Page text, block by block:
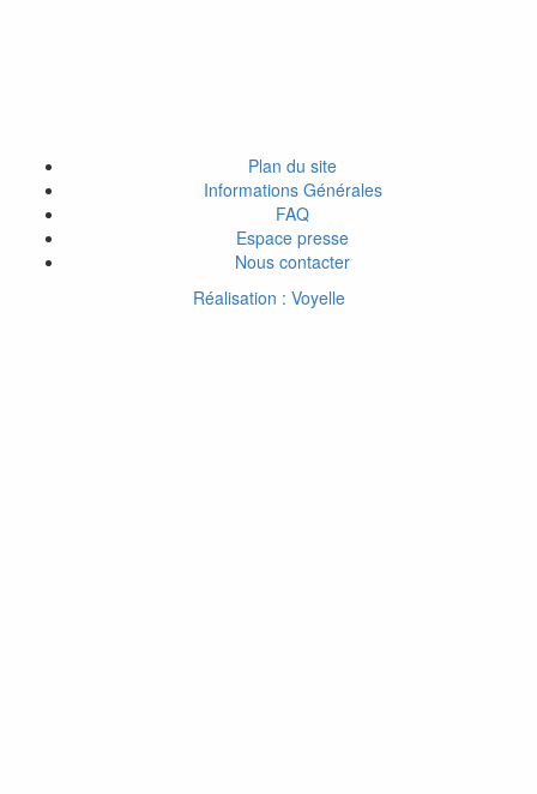
Plan du site
Informations Générales
FAQ
Espace presse
Nous contacter
Réalisation : Voyelle